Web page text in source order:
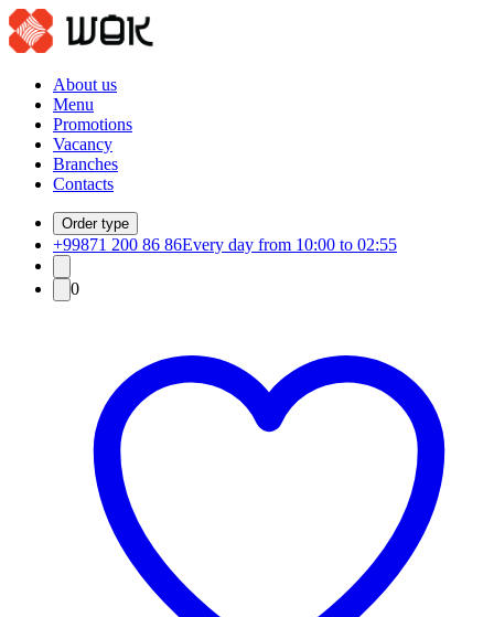
About us
Menu
Promotions
Vacancy
Branches
Contacts
Order type
+99871 200 86 86Every day from 10:00 to 02:55
0